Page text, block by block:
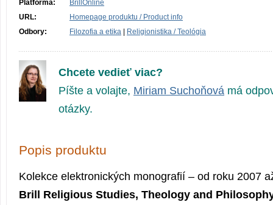
Platforma:
BrillOnline
URL:
Homepage produktu / Product info
Odbory:
Filozofia a etika Religionistika / Teológia
Chcete vedieť viac?
Píšte a volajte, Miriam Suchoňová má
otázky.
Popis produktu
Kolekce elektronických monografií – od roku 2007
Brill Religious Studies, Theology and